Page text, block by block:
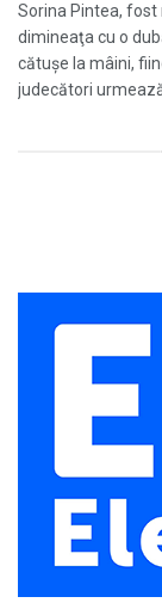
Sorina Pintea,
dimineaţa cu o
cătuşe la mâini,
judecători urmează